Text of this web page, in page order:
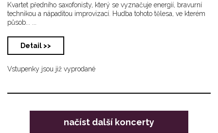
Kvartet předního saxofonisty, který se vyznačuje energií, bravurní
technikou a nápaditou improvizací. Hudba tohoto tělesa, ve kterém
působ... ...
Detail >>
Vstupenky jsou již vyprodané
načíst další koncerty